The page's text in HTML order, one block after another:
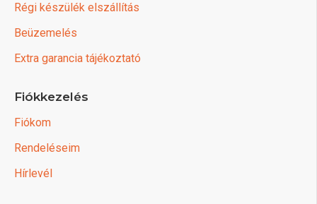
Régi készülék elszállítás
Beüzemelés
Extra garancia tájékoztató
Fiókkezelés
Fiókom
Rendeléseim
Hírlevél